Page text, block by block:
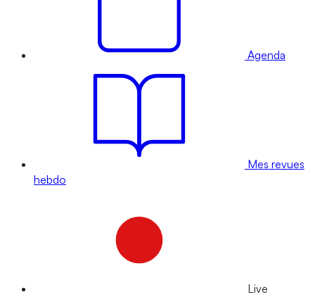
Agenda
Mes revues
hebdo
Live